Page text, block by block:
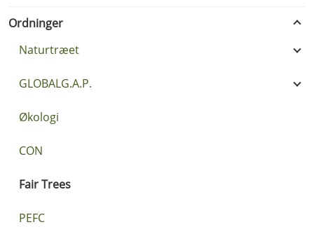
Ordninger
Naturtræet
GLOBALG.A.P.
Økologi
CON
Fair Trees
PEFC